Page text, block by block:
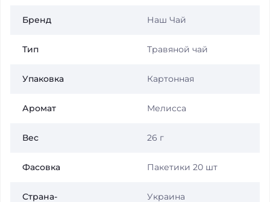
Бренд Наш Чай
Тип Травяной чай
Упаковка Картонная
Аромат Мелисса
Вес 26 г
Фасовка Пакетики 20 шт
Страна- Украина